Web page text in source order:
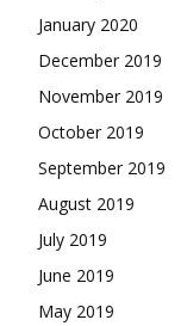
January 2020
December 2019
November 2019
October 2019
September 2019
August 2019
July 2019
June 2019
May 2019